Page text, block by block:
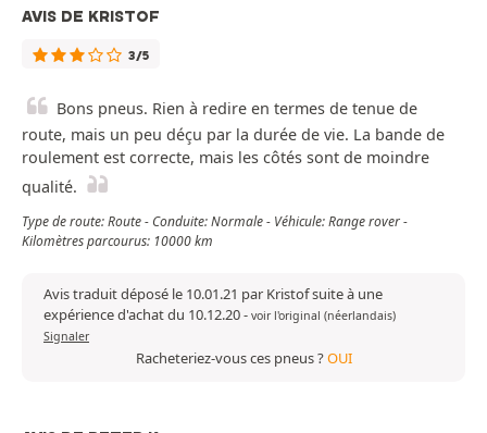
AVIS DE KRISTOF
3/5
Bons pneus. Rien à redire en termes de tenue de
route, mais un peu déçu par la durée de vie. La bande de
roulement est correcte, mais les côtés sont de moindre
qualité.
Type de route: Route - Conduite: Normale - Véhicule: Range rover -
Kilomètres parcourus: 10000 km
Avis traduit déposé le 10.01.21 par Kristof suite à une
expérience d'achat du 10.12.20- voir l'original (néerlandais)
Signaler
Racheteriez-vous ces pneus ?OUI